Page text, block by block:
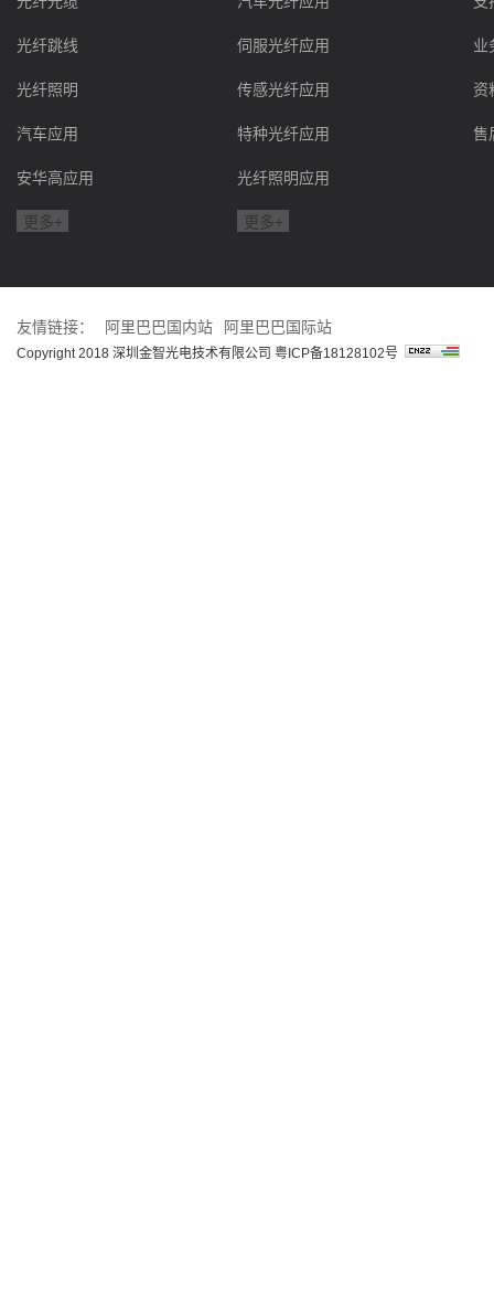
光纤跳线
光纤照明
汽车应用
安华高应用
更多+
伺服光纤应用
传感光纤应用
特种光纤应用
光纤照明应用
更多+
业
资
售
友情链接： 阿里巴巴国内站 阿里巴巴国际站
Copyright 2018 深圳金智光电技术有限公司 粤ICP备18128102号